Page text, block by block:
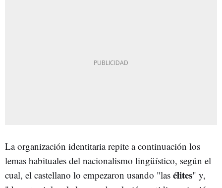
La organización identitaria repite a continuación los
lemas habituales del nacionalismo lingüístico, según el
cual, el castellano lo empezaron usando "las élites" y,